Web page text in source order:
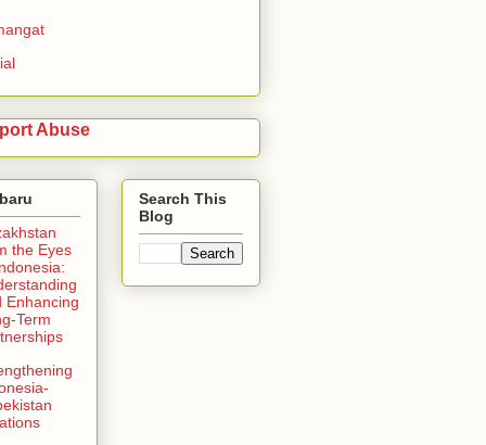
Abuse
the Eyes
Enhancing
Term
Search This
Blog